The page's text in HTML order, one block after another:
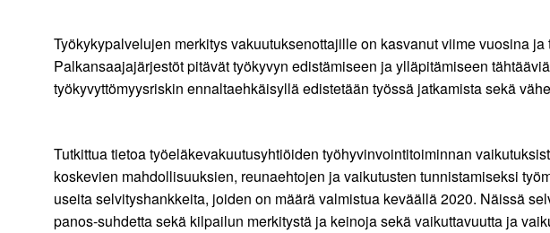
Työkykypalvelujen merkitys vakuutuksenottajille on kasvanut viime vuosina
Palkansaajajärjestöt pitävät työkyvyn edistämiseen ja ylläpitämiseen
työkyvyttömyysriskin ennaltaehkäisyllä edistetään työssä jatkamista sekä
Tutkittua tietoa työeläkevakuutusyhtiöiden työhyvinvointitoiminnan
koskevien mahdollisuuksien, reunaehtojen ja vaikutusten tunnistamiseksi
useita selvityshankkeita, joiden on määrä valmistua keväällä 2020. Näissä
panos-suhdetta sekä kilpailun merkitystä ja keinoja sekä vaikuttavuutta ja